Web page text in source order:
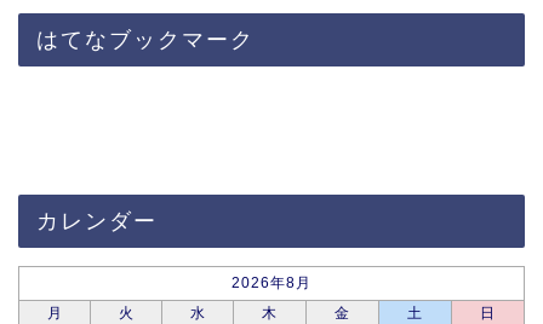
はてなブックマーク
カレンダー
2026年8月
月
火 水 木 金 土
日